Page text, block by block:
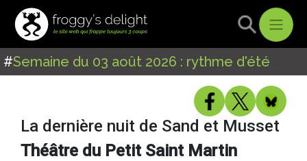
#Semaine du 03 août 2026 : rythme d'été
La dernière nuit de Sand et Musset
Théâtre du Petit Saint Martin